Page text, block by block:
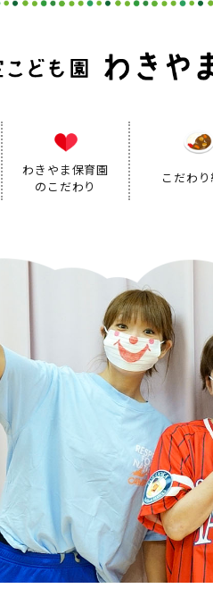
わきやま保育園
のこだわり
保育方針
保育の特色
保育方針
こだわ